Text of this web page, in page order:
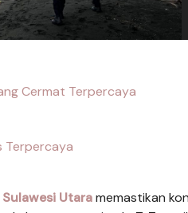
Cermat Terpercaya
Terpercaya
Utaramemastikan